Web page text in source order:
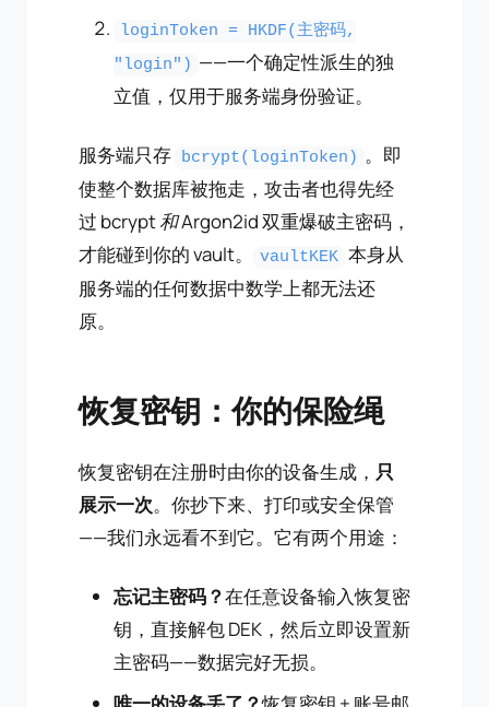
loginToken = HKDF(主密码,
"login") ——一个确定性派生的独
立值，仅用于服务端身份验证。
服务端只存 bcrypt(loginToken) 。即
使整个数据库被拖走，攻击者也得先经
过 bcrypt和Argon2id 双重爆破主密码，
才能碰到你的 vault。
vaultKEK 本身从
服务端的任何数据中数学上都无法还
原。
恢复密钥：你的保险绳
恢复密钥在注册时由你的设备生成， 只
展示一次。你抄下来、打印或安全保管
——我们永远看不到它。它有两个用途：
忘记主密码？在任意设备输入恢复密
钥，直接解包 DEK，然后立即设置新
主密码——数据完好无损。